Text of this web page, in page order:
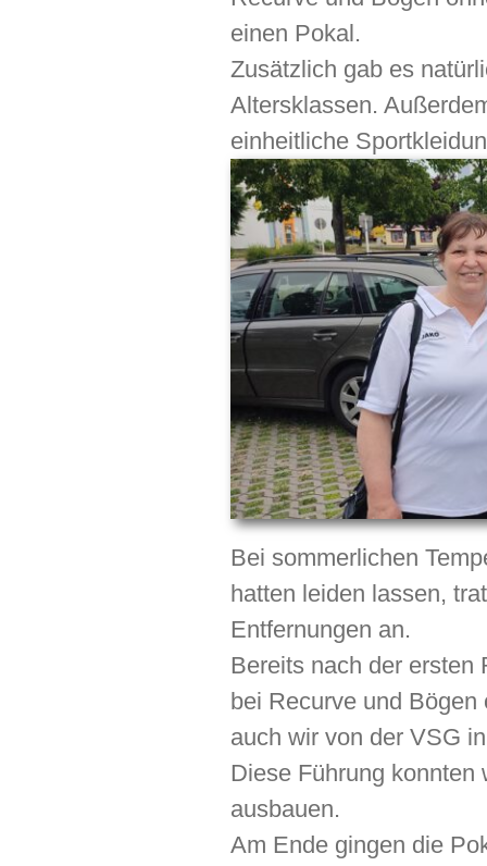
einen Pokal.
Zusätzlich gab es
Altersklassen.
einheitliche
Bei sommerlichen
hatten leiden lassen,
Entfernungen an.
Bereits nach der ersten
bei Recurve und
auch wir von der VSG
Diese Führung konnten
ausbauen.
Am Ende gingen die